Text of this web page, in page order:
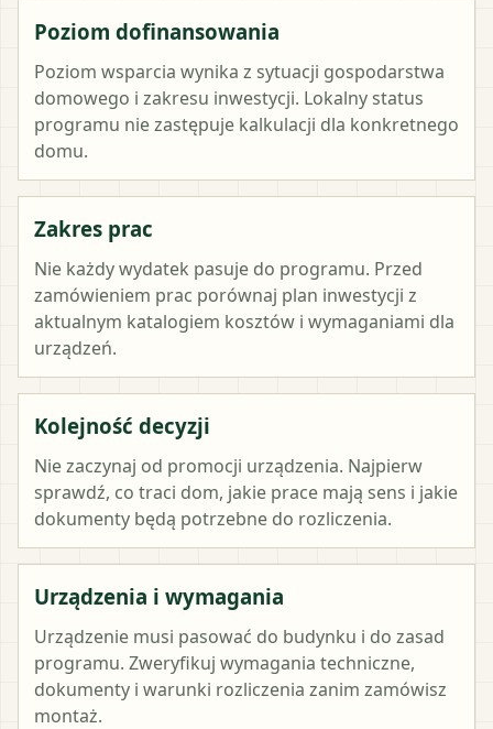
Poziom dofinansowania
Poziom wsparcia wynika z sytuacji gospodarstwa
domowego i zakresu inwestycji. Lokalny status
programu nie zastępuje kalkulacji dla konkretnego
domu.
Zakres prac
Nie każdy wydatek pasuje do programu. Przed
zamówieniem prac porównaj plan inwestycji z
aktualnym katalogiem kosztów i wymaganiami dla
urządzeń.
Kolejność decyzji
Nie zaczynaj od promocji urządzenia. Najpierw
sprawdź, co traci dom, jakie prace mają sens i jakie
dokumenty będą potrzebne do rozliczenia.
Urządzenia i wymagania
Urządzenie musi pasować do budynku i do zasad
programu. Zweryfikuj wymagania techniczne,
dokumenty i warunki rozliczenia zanim zamówisz
montaż.